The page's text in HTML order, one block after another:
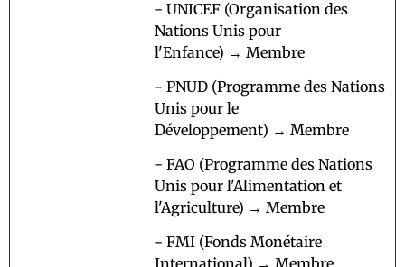
- UNICEF (Organisation des
Nations Unis pour
l'Enfance) → Membre
- PNUD (Programme des Nations
Unis pour le
Développement) → Membre
- FAO (Programme des Nations
Unis pour l'Alimentation et
l'Agriculture) → Membre
- FMI (Fonds Monétaire
International) → Membre